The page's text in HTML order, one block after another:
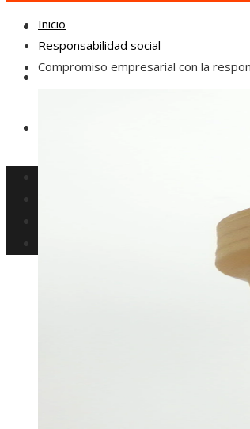
Responsabilidad social
Cultura y ocio
Inicio
Responsabilidad social
Compromiso empresarial con la